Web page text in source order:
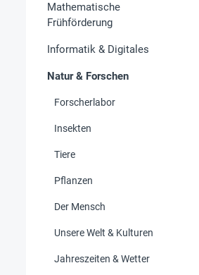
Mathematische
Frühförderung
Informatik & Digitales
Natur & Forschen
Forscherlabor
Insekten
Tiere
Pflanzen
Der Mensch
Unsere Welt & Kulturen
Jahreszeiten & Wetter